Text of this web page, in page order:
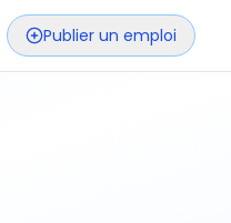
Publier un emploi